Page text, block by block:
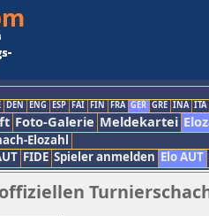
DEN ENG ESP FAI FIN FRA GER GRE INA ITA
Foto-Galerie Meldekartei
Elozahl
FIDE Spieler anmelden Elo AUT